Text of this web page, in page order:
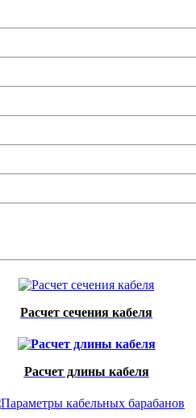
Расчет сечения кабеля
Расчет длины кабеля